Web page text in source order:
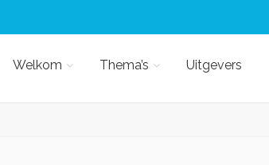
Welkom Thema’s Uitgevers